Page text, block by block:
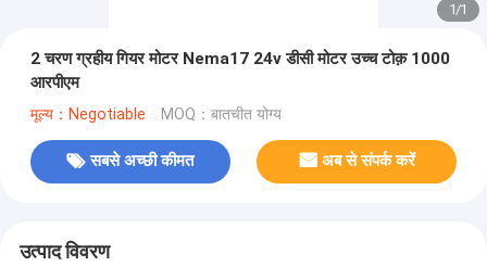
1/1
2 चरण ग्रहीय गियर मोटर Nema17 24v डीसी मोटर उच्च टोक़ 1000
आरपीएम
मूल्य：Negotiable MOQ：बातचीत योग्य
सबसे अच्छी कीमत अब से संपर्क करें
उत्पाद विवरण